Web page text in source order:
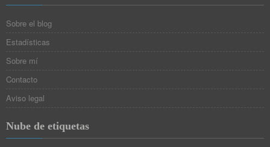
Sobre el blog
Estadísticas
Sobre mí
Contacto
Aviso legal
Nube de etiquetas